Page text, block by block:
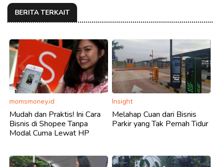
BERITA TERKAIT
momsmoney.id
Mudah dan Praktis! Ini Cara
Bisnis di Shopee Tanpa
Modal Cuma Lewat HP
Insight
Melahap Cuan dari Bisnis
Parkir yang Tak Pernah Tidur